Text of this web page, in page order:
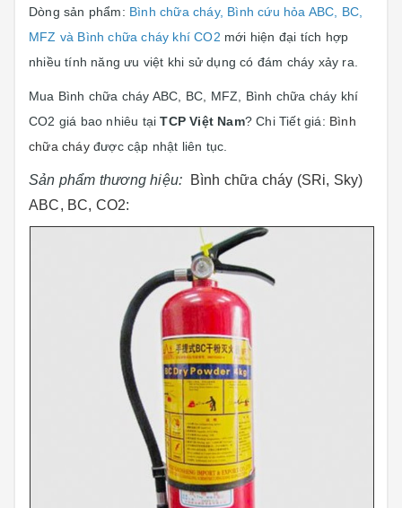
Dòng sản phẩm: Bình chữa cháy, Bình cứu hỏa ABC, BC,
MFZ và Bình chữa cháy khí CO2 mới hiện đại tích hợp
nhiều tính năng ưu việt khi sử dụng có đám cháy xảy ra.
Mua Bình chữa cháy ABC, BC, MFZ, Bình chữa cháy khí
CO2 giá bao nhiêu tạiTCP Việt Nam? Chi Tiết giá: Bình
chữa cháy được cập nhật liên tục.
Sản phẩm thương hiệu:
Bình chữa cháy (SRi, Sky)
ABC, BC, CO2: